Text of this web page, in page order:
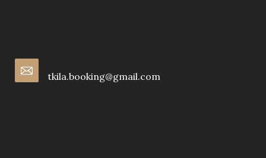
tkila.booking@gmail.com